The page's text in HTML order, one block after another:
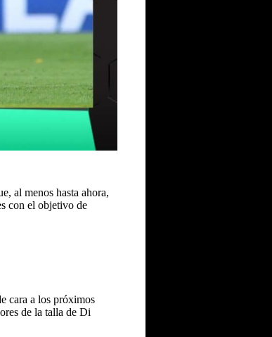
al menos hasta ahora,
con el objetivo de
cara a los próximos
de la talla de Di